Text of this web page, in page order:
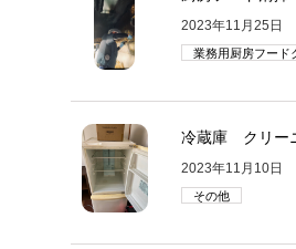
2023年11月25日
業務用厨房フード
冷蔵庫 クリー
2023年11月10日
その他